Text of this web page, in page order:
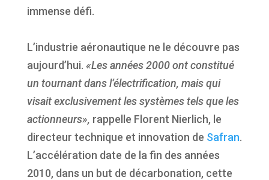
immense défi.
L’industrie aéronautique ne le découvre pas
aujourd’hui. «Les années 2000 ont constitué
un tournant dans l’électrification, mais qui
visait exclusivement les systèmes tels que les
actionneurs», rappelle Florent Nierlich, le
directeur technique et innovation de Safran.
L’accélération date de la fin des années
2010, dans un but de décarbonation, cette